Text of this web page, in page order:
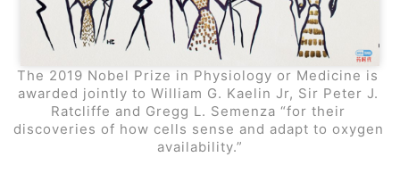
The 2019 Nobel Prize in Physiology or Medicine is
awarded jointly to William G. Kaelin Jr, Sir Peter J.
Ratcliffe and Gregg L. Semenza “for their
discoveries of how cells sense and adapt to oxygen
availability.”